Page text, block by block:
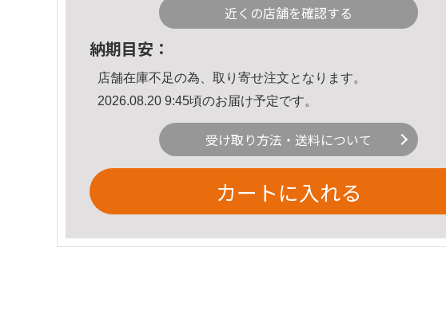
近くの店舗を確認する
納期目安：
店舗在庫不足の為、取り寄せ注文となります。
2026.08.20 9:45頃のお届け予定です。
受け取り方法・送料について
カートに入れる